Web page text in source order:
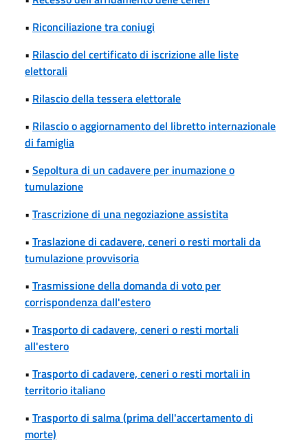
• Riconciliazione tra coniugi
• Rilascio del certificato di iscrizione alle liste
elettorali
• Rilascio della tessera elettorale
• Rilascio o aggiornamento del libretto internazionale
di famiglia
• Sepoltura di un cadavere per inumazione o
tumulazione
• Trascrizione di una negoziazione assistita
• Traslazione di cadavere, ceneri o resti mortali da
tumulazione provvisoria
• Trasmissione della domanda di voto per
corrispondenza dall'estero
• Trasporto di cadavere, ceneri o resti mortali
all'estero
• Trasporto di cadavere, ceneri o resti mortali in
territorio italiano
• Trasporto di salma (prima dell'accertamento di
morte)